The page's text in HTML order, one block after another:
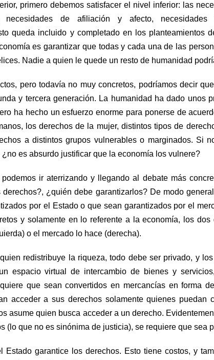
primero debemos satisfacer el nivel inferior: las
necesidades de afiliación y afecto,
queda incluido y completado en los planteamientos
es garantizar que todas y cada una de las
Nadie a quien le quede un resto de humanidad
pero todavía no muy concretos, podríamos decir
y tercera generación. La humanidad ha dado unos
ha hecho un esfuerzo enorme para ponerse de
, los derechos de la mujer, distintos tipos de
a distintos grupos vulnerables o marginados. Si
es absurdo justificar que la economía los vulnere?
ir aterrizando y llegando al debate más
¿quién debe garantizarlos? De modo
por el Estado o que sean garantizados por el
y solamente en lo referente a la economía, los
o el mercado lo hace (derecha).
redistribuye la riqueza, todo debe ser privado, y
espacio virtual de intercambio de bienes y
que sean convertidos en mercancías en forma
acceder a sus derechos solamente quienes puedan
asume quien busca acceder a un derecho.
(lo que no es sinónima de justicia), se requiere que sea
Estado garantice los derechos. Esto tiene costos, y